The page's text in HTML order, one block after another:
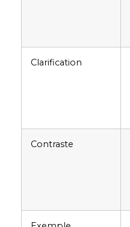
Clarification
Contraste